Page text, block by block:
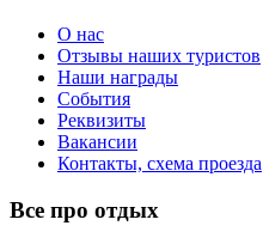
О нас
Отзывы наших туристов
Наши награды
События
Реквизиты
Вакансии
Контакты, схема проезда
Все про отдых